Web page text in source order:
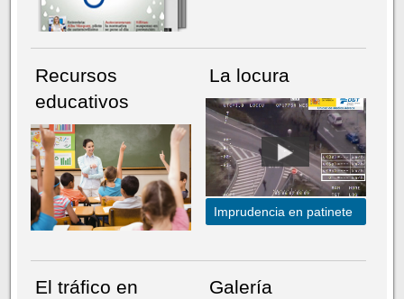
Recursos
educativos
La locura
Imprudencia en patinete
El tráfico en
Galería